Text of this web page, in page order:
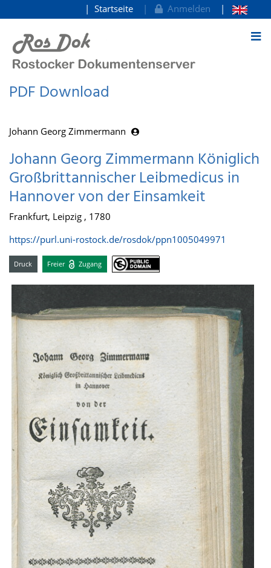
zum Inhalt
Startseite Anmelden
PDF Download
Johann Georg Zimmermann
Johann Georg Zimmermann Königlich
Großbrittannischer Leibmedicus in
Hannover von der Einsamkeit
Frankfurt, Leipzig , 1780
https://purl.uni-rostock.de/rosdok/ppn1005049971
Druck Freier Zugang